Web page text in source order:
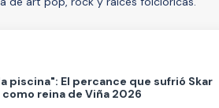
piscina": El percance que sufrió Skar
reina de Viña 2026